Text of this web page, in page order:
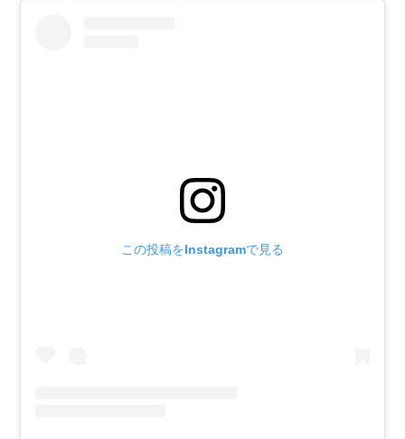
この投稿をInstagramで見る